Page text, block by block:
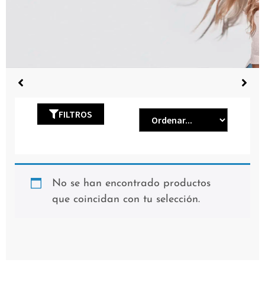
FILTROS
No se han encontrado productos
que coincidan con tu selección.